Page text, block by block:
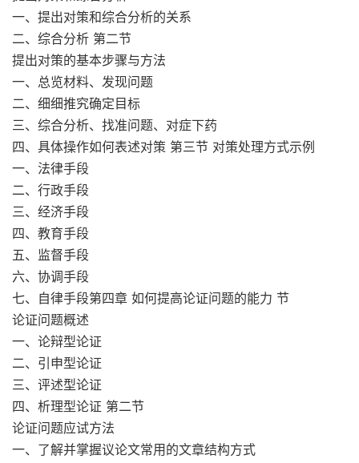
一、提出对策和综合分析的关系
二、综合分析 第二节
提出对策的基本步骤与方法
一、总览材料、发现问题
二、细细推究确定目标
三、综合分析、找准问题、对症下药
四、具体操作如何表述对策 第三节 对策处理方式示例
一、法律手段
二、行政手段
三、经济手段
四、教育手段
五、监督手段
六、协调手段
七、自律手段第四章 如何提高论证问题的能力 节
论证问题概述
一、论辩型论证
二、引申型论证
三、评述型论证
四、析理型论证 第二节
论证问题应试方法
一、了解并掌握议论文常用的文章结构方式